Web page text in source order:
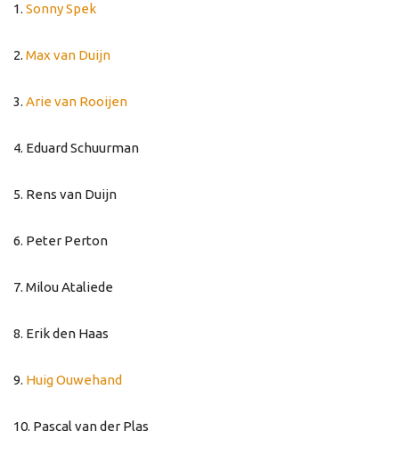
1. Sonny Spek
2. Max van Duijn
3. Arie van Rooijen
4. Eduard Schuurman
5. Rens van Duijn
6. Peter Perton
7. Milou Ataliede
8. Erik den Haas
9. Huig Ouwehand
10. Pascal van der Plas